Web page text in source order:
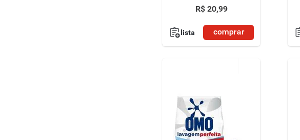
R$ 20,99
lista comprar